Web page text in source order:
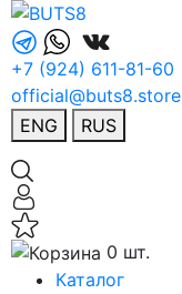
+7 (924) 611-81-60
official@buts8.store
ENG
RUS
0 шт.
Каталог